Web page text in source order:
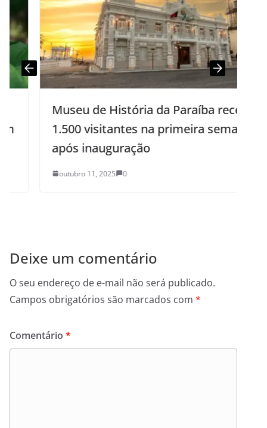
Museu de História da Paraíba recebe
1.500 visitantes na primeira semana
após inauguração
outubro 11, 2025 0
Deixe um comentário
O seu endereço de e-mail não será publicado.
Campos obrigatórios são marcados com *
Comentário *